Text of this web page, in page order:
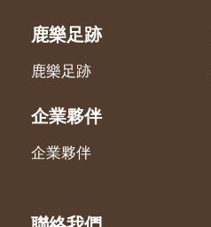
鹿樂足跡
鹿樂足跡
企業夥伴
企業夥伴